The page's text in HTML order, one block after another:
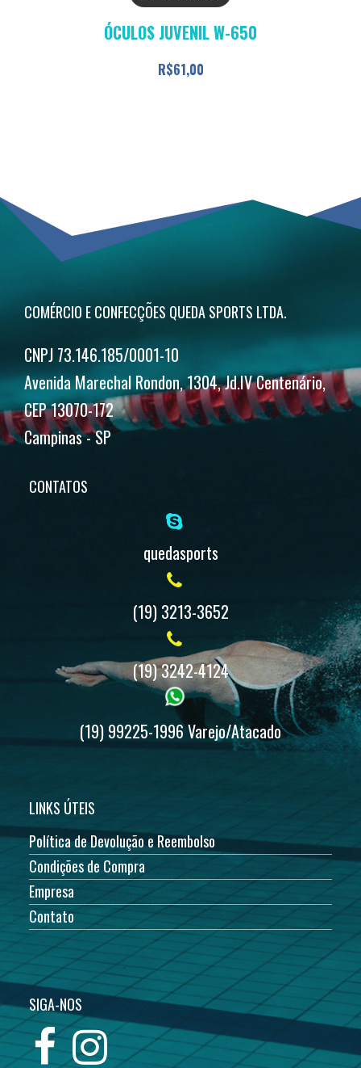
tem
ser
do
produto
ÓCULOS JUVENIL W-650
R$61,00
COMÉRCIO E CONFECÇÕES QUEDA SPORTS LTDA.
CNPJ 73.146.185/0001-10
Avenida Marechal Rondon, 1304, Jd.IV Centenário,
CEP 13070-172
Campinas - SP
CONTATOS
quedasports
(19) 3213-3652
(19) 3242-4124
(19) 99225-1996 Varejo/Atacado
LINKS ÚTEIS
Política de Devolução e Reembolso
Condições de Compra
Empresa
Contato
SIGA-NOS